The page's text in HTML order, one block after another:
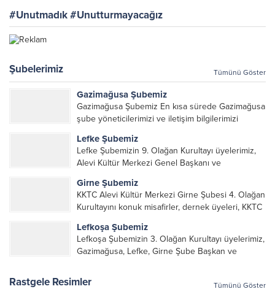
#Unutmadık #Unutturmayacağız
Şubelerimiz Tümünü Göster
Gazimağusa Şubemiz
Gazimağusa Şubemiz En kısa sürede Gazimağusa
şube yöneticilerimizi ve iletişim bilgilerimizi
Lefke Şubemiz
Lefke Şubemizin 9. Olağan Kurultayı üyelerimiz,
Alevi Kültür Merkezi Genel Başkanı ve
katılımı ile gerçekleşti. Önceki dönemde görev
alarak emek veren, katkı koyan cümle canların...
Girne Şubemiz
KKTC Alevi Kültür Merkezi Girne Şubesi 4. Olağan
Kurultayını konuk misafirler, dernek üyeleri, KKTC
yönetim kurulu, şube başkanları ve yönetim
organlarının katılımıyla gerçekleşti....
Lefkoşa Şubemiz
Lefkoşa Şubemizin 3. Olağan Kurultayı üyelerimiz,
Gazimağusa, Lefke, Girne Şube Başkan ve
üyelerinin katılımı ile gerçekleşti. Önceki
Rastgele Resimler Tümünü Göster